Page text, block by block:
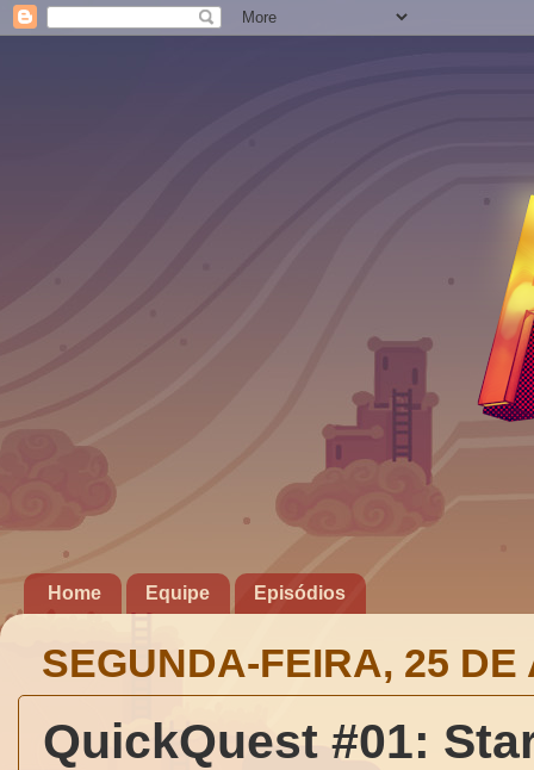
Home Equipe Episódios
SEGUNDA-FEIRA, 25 DE
QuickQuest #01: